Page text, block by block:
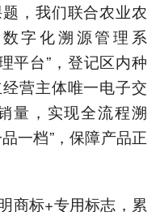
，我们联合农业农
字化溯源管理系
平台”，登记区内种
营主体唯一电子交
量，实现全流程溯
一档”，保障产品正
商标+专用标志，累